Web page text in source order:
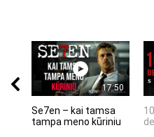
17:50
Se7en – kai tamsa
tampa meno kūriniu